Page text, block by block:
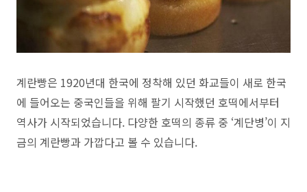
계란빵은 1920년대 한국에 정착해 있던 화교들이 새로 한국
에 들어오는 중국인들을 위해 팔기 시작했던 호떡에서부터
역사가 시작되었습니다. 다양한 호떡의 종류 중 ‘계단병’이 지
금의 계란빵과 가깝다고 볼 수 있습니다.